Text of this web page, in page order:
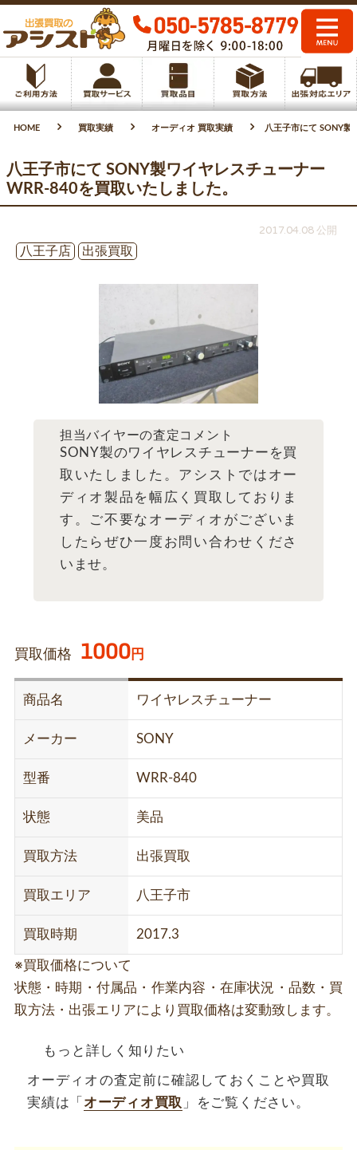
HOME 買取実績 オーディオ 買取実績 八王子市にて SONY
八王子市にて SONY製ワイヤレスチューナー
WRR-840を買取いたしました。
2017.04.08 公開
八王子店
出張買取
担当バイヤーの査定コメント
SONY製のワイヤレスチューナーを買
取いたしました。アシストではオー
ディオ製品を幅広く買取しておりま
す。ご不要なオーディオがございま
したらぜひ一度お問い合わせくださ
いませ。
買取価格 1000円
商品名 ワイヤレスチューナー
メーカー SONY
型番 WRR-840
状態 美品
買取方法 出張買取
買取エリア 八王子市
買取時期 2017.3
※買取価格について
状態・時期・付属品・作業内容・在庫状況・品数・買
取方法・出張エリアにより買取価格は変動致します。
もっと詳しく知りたい
オーディオの査定前に確認しておくことや買取
実績は「 オーディオ買取 」をご覧ください。